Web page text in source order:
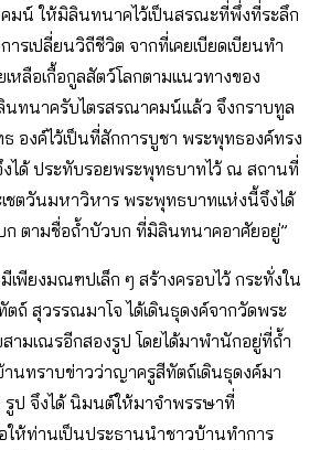
มน์ ให้มิลินทนาคไว้เป็นสรณะที่พึ่งที่ระลึก
รเปลี่ยนวิถีชีวิต จากที่เคยเบียดเบียนทํา
หลือเกื้อกูลสัตว์โลกตามแนวทางของ
นทนาครับไตรสรณาคมน์แล้ว จึงกราบทูล
องค์ไว้เป็นที่สักการบูชา พระพุทธองค์ทรง
ได้ ประทับรอยพระพุทธบาทไว้ ณ สถานที่
ชตวันมหาวิหาร พระพุทธบาทแห่งนี้จึงได้
ตามชื่อถ้ำบัวบก ที่มิลินทนาคอาศัยอยู่”
พียงมณฑปเล็ก ๆ สร้างครอบไว้ กระทั่งใน
สุวรรณมาโจ ได้เดินธุดงค์จากวัดพระ
ามเณรอีกสองรูป โดยได้มาพํานักอยู่ที่ถ้ำ
านทราบข่าวว่าญาครูสีทัตถ์เดินธุดงค์มา
ป จึงได้ นิมนต์ให้มาจําพรรษาที่
ห้ท่านเป็นประธานนําชาวบ้านทําการ